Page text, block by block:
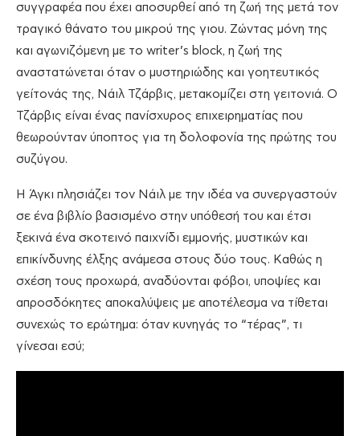
συγγραφέα που έχει αποσυρθεί από τη ζωή της μετά τον
τραγικό θάνατο του μικρού της γιου. Ζώντας μόνη της
και αγωνιζόμενη με το writer’s block, η ζωή της
αναστατώνεται όταν ο μυστηριώδης και γοητευτικός
γείτονάς της, Νάιλ Τζάρβις, μετακομίζει στη γειτονιά. Ο
Τζάρβις είναι ένας πανίσχυρος επιχειρηματίας που
θεωρούνταν ύποπτος για τη δολοφονία της πρώτης του
συζύγου.
Η Άγκι πλησιάζει τον Νάιλ με την ιδέα να συνεργαστούν
σε ένα βιβλίο βασισμένο στην υπόθεσή του και έτσι
ξεκινά ένα σκοτεινό παιχνίδι εμμονής, μυστικών και
επικίνδυνης έλξης ανάμεσα στους δύο τους. Καθώς η
σχέση τους προχωρά, αναδύονται φόβοι, υποψίες και
απροσδόκητες αποκαλύψεις με αποτέλεσμα να τίθεται
συνεχώς το ερώτημα: όταν κυνηγάς το “τέρας”, τι
γίνεσαι εσύ;